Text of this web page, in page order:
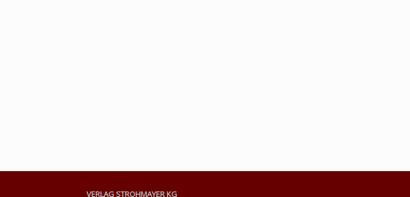
VERLAG STROHMAYER KG